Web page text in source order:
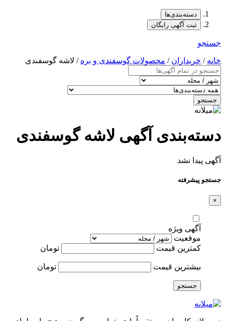
دسته‌بندی‌ها
ثبت آگهی رایگان
جستجو
خانه / خریداران / محصولات گوسفندی و بره / لاشه گوسفندی
جستجو
دسته‌بندی آگهی لاشه گوسفندی
آگهی پیدا نشد
جستجو پیشرفته
×
آگهی ویژه
موقعیت
کمترین قیمت
تومان
بیشترین قیمت تومان
جستجو